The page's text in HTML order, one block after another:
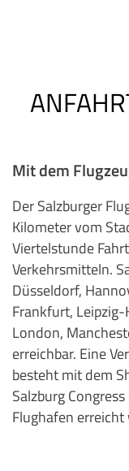
Mit dem
Der Salzburger
Kilometer vom
Viertelstunde
Verkehrsmitteln.
Düsseldorf,
Frankfurt,
London,
erreichbar. Eine
besteht mit dem
Salzburg
Flughafen erreicht